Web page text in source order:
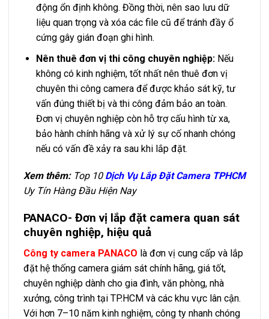
động ổn định không. Đồng thời, nên sao lưu dữ
liệu quan trọng và xóa các file cũ để tránh đầy ổ
cứng gây gián đoạn ghi hình.
Nên thuê đơn vị thi công chuyên nghiệp:Nếu
không có kinh nghiệm, tốt nhất nên thuê đơn vị
chuyên thi công camera để được khảo sát kỹ, tư
vấn đúng thiết bị và thi công đảm bảo an toàn.
Đơn vị chuyên nghiệp còn hỗ trợ cấu hình từ xa,
bảo hành chính hãng và xử lý sự cố nhanh chóng
nếu có vấn đề xảy ra sau khi lắp đặt.
Xem thêm: Top 10 Dịch Vụ Lắp Đặt Camera TPHCM
Uy Tín Hàng Đầu Hiện Nay
PANACO- Đơn vị lắp đặt camera quan sát
chuyên nghiệp, hiệu quả
Công ty camera PANACO là đơn vị cung cấp và lắp
đặt hệ thống camera giám sát chính hãng, giá tốt,
chuyên nghiệp dành cho gia đình, văn phòng, nhà
xưởng, công trình tại TP.HCM và các khu vực lân cận.
Với hơn 7–10 năm kinh nghiệm, công ty nhanh chóng